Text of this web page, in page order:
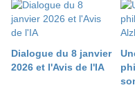
Dialogue du 8 janvier
2026 et l'Avis de l'IA